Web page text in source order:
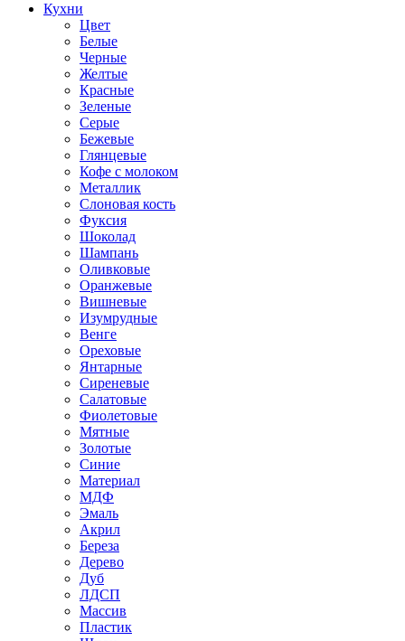
Кухни
Цвет
Белые
Черные
Желтые
Красные
Зеленые
Серые
Бежевые
Глянцевые
Кофе с молоком
Металлик
Слоновая кость
Фуксия
Шоколад
Шампань
Оливковые
Оранжевые
Вишневые
Изумрудные
Венге
Ореховые
Янтарные
Сиреневые
Салатовые
Фиолетовые
Мятные
Золотые
Синие
Материал
МДФ
Эмаль
Акрил
Береза
Дерево
Дуб
ЛДСП
Массив
Пластик